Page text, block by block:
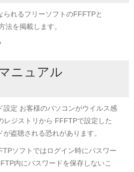
られるフリーソフトのFFFTPと
法を掲載します。
ニュアル
設定 お客様のパソコンがウイルス感
レジストリから FFFTPで設定した
盗聴される恐れがあります。
ソフトではログイン時にパスワー
内にパスワードを保存しないこ